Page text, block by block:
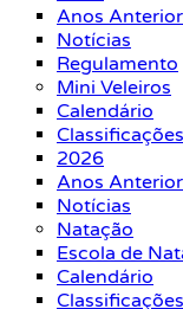
Anos
Notícias
Regulamento
Mini Veleiros
Calendário
Classificações
2026
Anos
Notícias
Natação
Escola de
Calendário
Classificações